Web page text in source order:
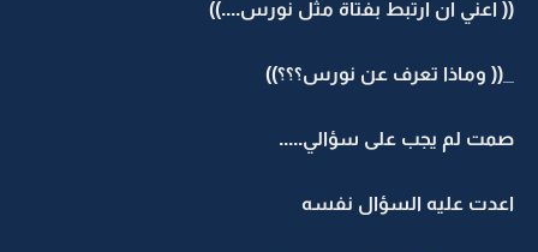
(( اعني ان ارتبط بفتاة مثل نورس....))
_(( وماذا تعرف عن نورس؟؟؟))
صمت لم يجب على سؤالي.....
اعدت عليه السؤال نفسه